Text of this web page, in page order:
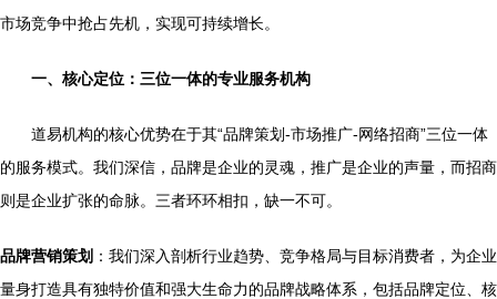
市场竞争中抢占先机，实现可持续增长。
一、核心定位：三位一体的专业服务机构
道易机构的核心优势在于其“品牌策划-市场推广-网络招商”三位一体
的服务模式。我们深信，品牌是企业的灵魂，推广是企业的声量，而招商
则是企业扩张的命脉。三者环环相扣，缺一不可。
品牌营销策划 ：我们深入剖析行业趋势、竞争格局与目标消费者，为企业
量身打造具有独特价值和强大生命力的品牌战略体系，包括品牌定位、核